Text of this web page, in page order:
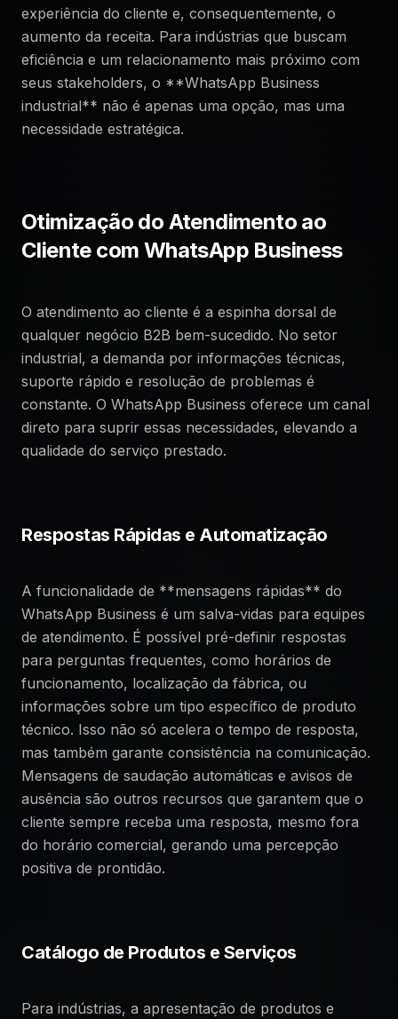
experiência do cliente e, consequentemente, o
aumento da receita. Para indústrias que buscam
eficiência e um relacionamento mais próximo com
seus stakeholders, o **WhatsApp Business
industrial** não é apenas uma opção, mas uma
necessidade estratégica.
Otimização do Atendimento ao
Cliente com WhatsApp Business
O atendimento ao cliente é a espinha dorsal de
qualquer negócio B2B bem-sucedido. No setor
industrial, a demanda por informações técnicas,
suporte rápido e resolução de problemas é
constante. O WhatsApp Business oferece um canal
direto para suprir essas necessidades, elevando a
qualidade do serviço prestado.
Respostas Rápidas e Automatização
A funcionalidade de **mensagens rápidas** do
WhatsApp Business é um salva-vidas para equipes
de atendimento. É possível pré-definir respostas
para perguntas frequentes, como horários de
funcionamento, localização da fábrica, ou
informações sobre um tipo específico de produto
técnico. Isso não só acelera o tempo de resposta,
mas também garante consistência na comunicação.
Mensagens de saudação automáticas e avisos de
ausência são outros recursos que garantem que o
cliente sempre receba uma resposta, mesmo fora
do horário comercial, gerando uma percepção
positiva de prontidão.
Catálogo de Produtos e Serviços
Para indústrias, a apresentação de produtos e